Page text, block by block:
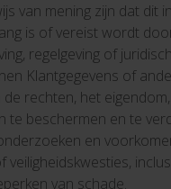
van mening zijn dat dit
is of vereist wordt
regelgeving of
Klantgegevens of
rechten, het
te beschermen en te
en
veiligheidskwesties,
van schade.